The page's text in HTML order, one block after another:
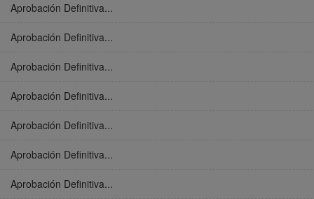
Aprobación Definitiva...
Aprobación Definitiva...
Aprobación Definitiva...
Aprobación Definitiva...
Aprobación Definitiva...
Aprobación Definitiva...
Aprobación Definitiva...